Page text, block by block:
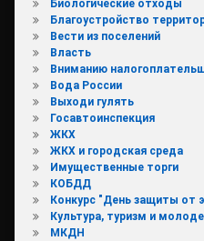
Биологические отходы
Благоустройство
Вести из поселений
Власть
Вниманию
Вода России
Выходи гулять
Госавтоинспекция
ЖКХ
ЖКХ и городская среда
Имущественные торги
КОБДД
Конкурс "День защиты от
Культура, туризм и
МКДН